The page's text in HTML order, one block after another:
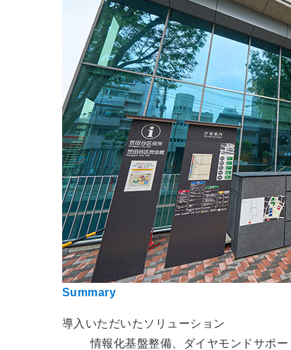
Summary
導入いただいたソリューション
情報化基盤整備、ダイヤモンドサポ